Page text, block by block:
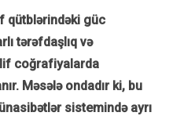
qütblərindəki güc
tərəfdaşlıq və
coğrafiyalarda
Məsələ ondadır ki, bu
sistemində ayrı